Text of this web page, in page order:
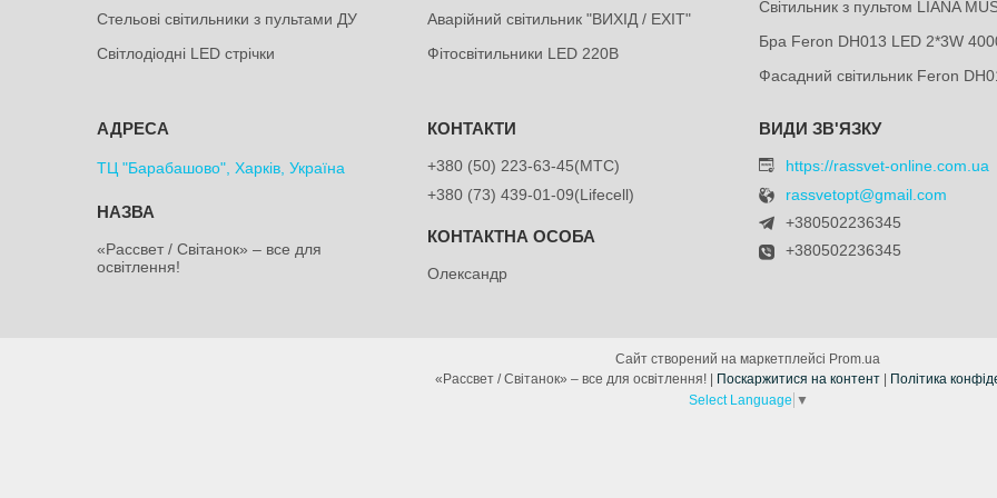
Стельові світильники з пультами ДУ
Світлодіодні LED стрічки
Аварійний світильник "ВИХІД / EXIT"
Фітосвітильники LED 220В
Світильник з пультом LIANA
Бра Feron DH013 LED 2*3W
Фасадний світильник Feron
ТЦ "Барабашово", Харків, Україна
«Рассвет / Світанок» – все для
освітлення!
+380 (50) 223-63-45 МТС
+380 (73) 439-01-09 Lifecell
Олександр
https://rassvet-online.com.ua
rassvetopt@gmail.com
+380502236345
+380502236345
Сайт створений на маркетплейсі Prom.ua
Поскаржитися на контент
Політика
Select Language ▼